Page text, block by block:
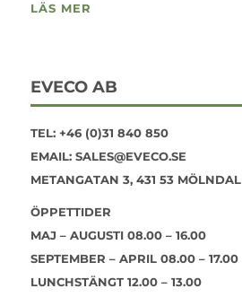
LÄS MER
EVECO AB
TEL: +46 (0)31 840 850
EMAIL: SALES@EVECO.SE
METANGATAN 3, 431 53 MÖLNDAL
ÖPPETTIDER
MAJ – AUGUSTI 08.00 – 16.00
SEPTEMBER – APRIL 08.00 – 17.00
LUNCHSTÄNGT 12.00 – 13.00